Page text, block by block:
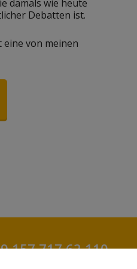
damals wie heute
Debatten ist.
eine von meinen
157 717 62 110